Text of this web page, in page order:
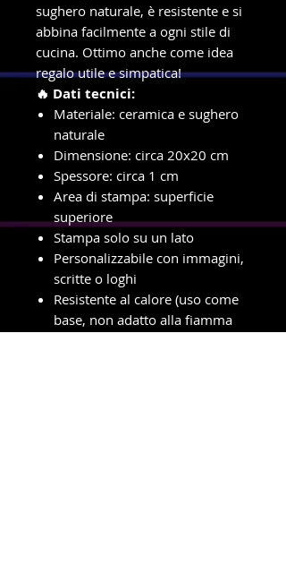
sughero naturale, è resistente e si
abbina facilmente a ogni stile di
cucina. Ottimo anche come idea
regalo utile e simpatica!
🔥 Dati tecnici:
Materiale: ceramica e sughero
naturale
Dimensione: circa 20x20 cm
Spessore: circa 1 cm
Area di stampa: superficie
superiore
Stampa solo su un lato
Personalizzabile con immagini,
scritte o loghi
Resistente al calore (uso come
base, non adatto alla fiamma